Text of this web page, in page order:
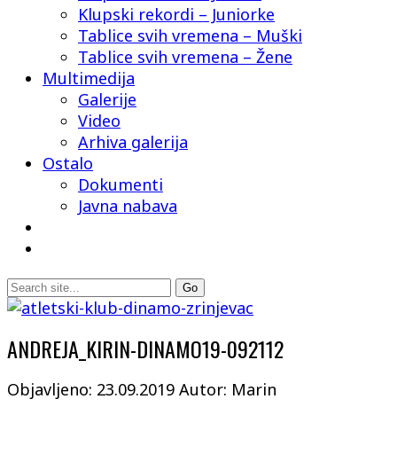
Klupski rekordi – Juniorke
Tablice svih vremena – Muški
Tablice svih vremena – Žene
Multimedija
Galerije
Video
Arhiva galerija
Ostalo
Dokumenti
Javna nabava
ANDREJA_KIRIN-DINAMO19-092112
Objavljeno: 23.09.2019 Autor: Marin